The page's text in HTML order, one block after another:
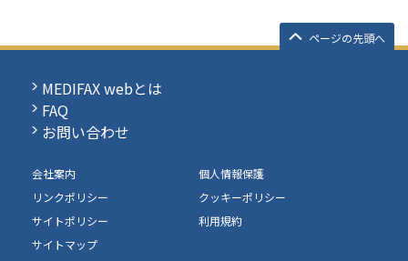
ページの先頭へ
MEDIFAX webとは
FAQ
お問い合わせ
会社案内
個人情報保護
リンクポリシー
クッキーポリシー
サイトポリシー
利用規約
サイトマップ